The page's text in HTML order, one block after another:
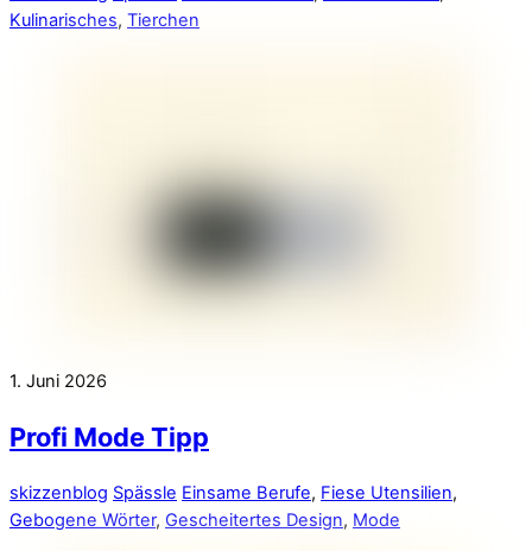
Kulinarisches, Tierchen
1. Juni 2026
Profi Mode Tipp
skizzenblog Spässle Einsame Berufe, Fiese Utensilien,
Gebogene Wörter, Gescheitertes Design, Mode